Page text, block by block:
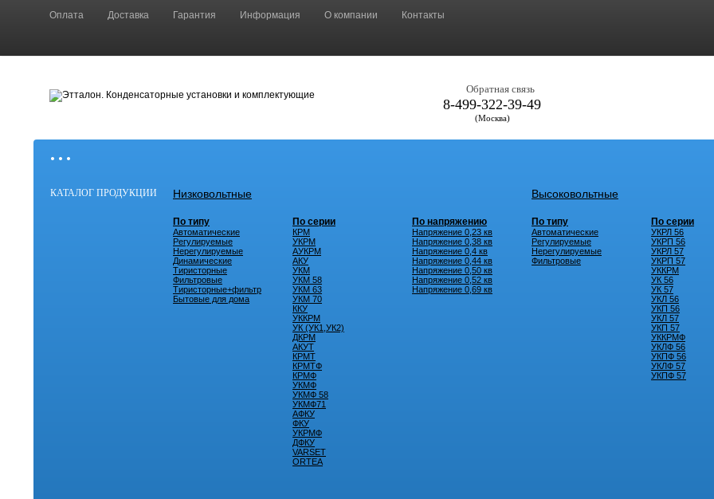
Оплата Доставка Гарантия Информация О компании Контакты
Обратная связь
8-499-322-39-49
(Москва)
• • •
КАТАЛОГ ПРОДУКЦИИ Низковольтные
По типу
Автоматические
Регулируемые
Нерегулируемые
Динамические
Тиристорные
Фильтровые
Тиристорные+фильтр
Бытовые для дома
По серии
КРМ
УКРМ
АУКРМ
АКУ
УКМ
УКМ 58
УКМ 63
УКМ 70
ККУ
УККРМ
УК (УК1,УК2)
ДКРМ
АКУТ
КРМТ
КРМТФ
КРМФ
УКМФ
УКМФ 58
УКМФ71
АФКУ
ФКУ
УКРМФ
ДФКУ
VARSET
ORTEA
По напряжению
Напряжение 0,23 кв
Напряжение 0,38 кв
Напряжение 0,4 кв
Напряжение 0,44 кв
Напряжение 0,50 кв
Напряжение 0,52 кв
Напряжение 0,69 кв
Высоковольтные
По типу
Автоматические
Регулируемые
Нерегулируемые
Фильтровые
По серии
УКРЛ 56
УКРП 56
УКРЛ 57
УКРП 57
УККРМ
УК 56
УК 57
УКЛ 56
УКП 56
УКЛ 57
УКП 57
УККРМФ
УКЛФ 56
УКПФ 56
УКЛФ 57
УКПФ 57